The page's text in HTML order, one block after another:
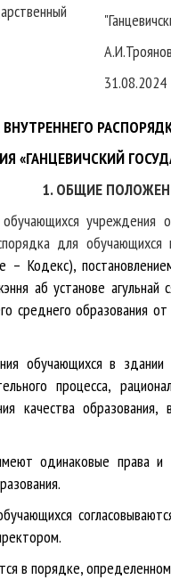
31.08.2024
ВНУТРЕННЕГО
«ГАНЦЕВИЧСКИЙ
1. ОБЩИЕ
учреждения
для обучающихся
– Кодекс),
аб установе агульнай
среднего образования от
обучающихся в
процесса,
качества образования,
одинаковые права и
в порядке,